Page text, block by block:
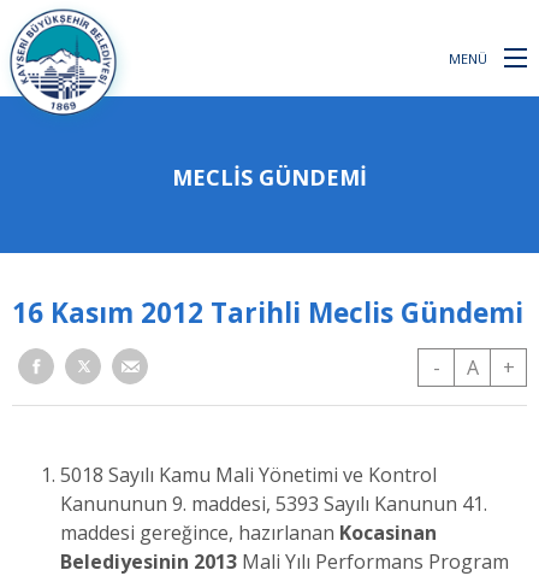
MENÜ
MECLİS GÜNDEMİ
16 Kasım 2012 Tarihli Meclis Gündemi
- A +
5018 Sayılı Kamu Mali Yönetimi ve Kontrol
Kanununun 9. maddesi, 5393 Sayılı Kanunun 41.
maddesi gereğince, hazırlanan Kocasinan
Belediyesinin 2013 Mali Yılı Performans Program